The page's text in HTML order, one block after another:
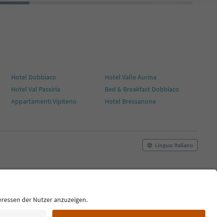
Hotel Dobbiaco
Hotel Valle Aurina
Hotel Val Passiria
Bed & Breakfast Dobbiaco
Appartamenti Vipiteno Hotel Bressanone
Lingua: Italiano